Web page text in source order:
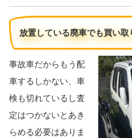
放置している廃車でも買い取
事故車だからもう配
車するしかない、車
検も切れているし査
定はつかないとあき
らめる必要はありま